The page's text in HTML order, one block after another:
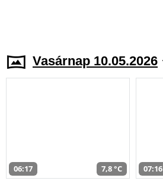
Vasárnap 10.05.2026
06:17 7,8 °C 07:16